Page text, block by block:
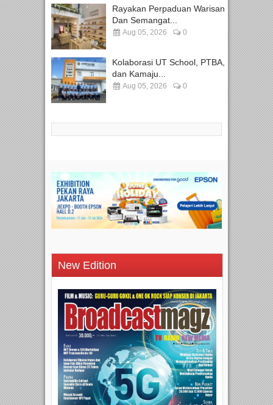
Rayakan Perpaduan Warisan
Dan Semangat...
Aug 05, 2026 0
Kolaborasi UT School, PTBA,
dan Kamaju...
Aug 05, 2026 0
New Edition